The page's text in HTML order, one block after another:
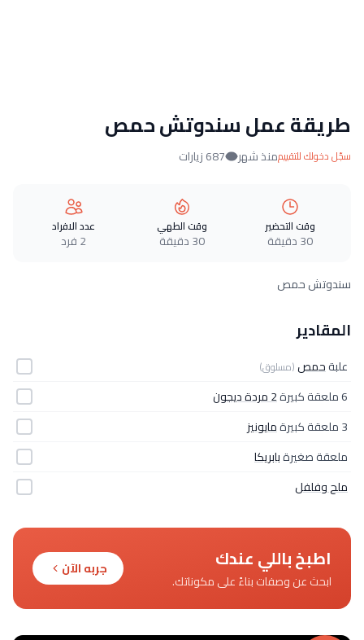
طريقة عمل سندوتش حمص
سجّل دخولك للتقييممنذ شهر 687 زيارات
وقت التحضير
30 دقيقة
وقت الطهي
30 دقيقة
عدد الافراد
2 فرد
سندوتش حمص
المقادير
علبةحمص(مسلوق)
6 ملعقة كبيرة
2 مردة ديجون
3 ملعقة كبيرة
مايونيز
ملعقة صغيرةبابريكا
ملح وفلفل
اطبخ باللي عندك
ابحث عن وصفات بناءً على مكوناتك.
جربه الآن